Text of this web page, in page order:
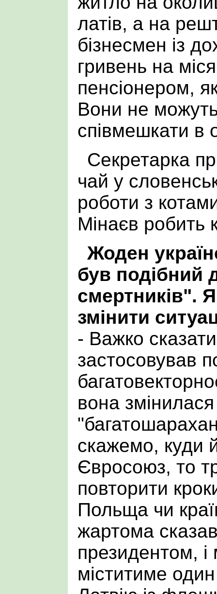
латів, а на
бізнесмен із
гривень на
пенсіонером,
Вони не
співмешкати в
Секретарка
чай у
роботи з
Мінаєв робить
Жоден
був подібний
смертників".
змінити
- Важко
застосовував
вона змінилася
скажемо, куди
Євросоюз, то
повторити
Польща чи
жартома
президентом,
міститиме